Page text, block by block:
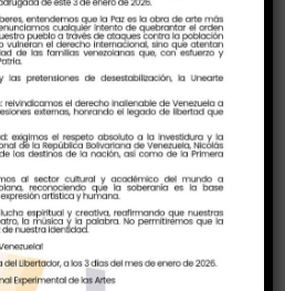
y
para todos